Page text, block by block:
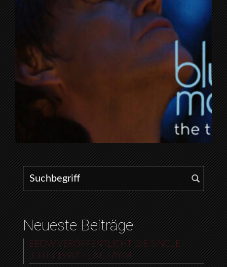
Search for:
Neueste Beiträge
EBOW VERÖFFENTLICHT DIE SINGLE
„CLUB 1990“ FEAT. FAYIM